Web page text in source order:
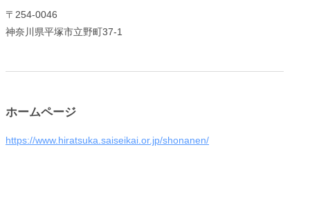
〒254-0046
神奈川県平塚市立野町37-1
ホームページ
https://www.hiratsuka.saiseikai.or.jp/shonanen/